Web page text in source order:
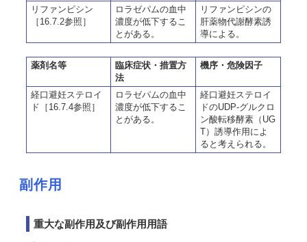
リファンピシン
［16.7.2参照］
ロラゼパムの血中
濃度が低下するこ
とがある。
リファンピシンの
肝薬物代謝酵素誘
導による。
薬剤名等
臨床症状・措置方
法
機序・危険因子
経口避妊ステロイ
ド［16.7.4参照］
ロラゼパムの血中
濃度が低下するこ
とがある。
経口避妊ステロイ
ドのUDP-グルクロ
ン酸転移酵素（UG
T）誘導作用によ
ると考えられる。
副作用
重大な副作用及び副作用用語